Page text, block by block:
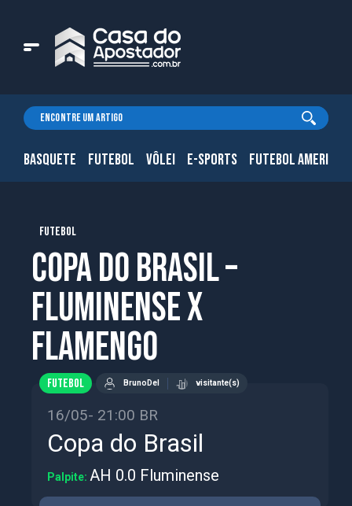
BASQUETE FUTEBOL VÔLEI E-SPORTS FUTEBOL
FUTEBOL
Copa do Brasil –
Fluminense x
FLamengo
FUTEBOL BrunoDel visitante(s)
16/05- 21:00 BR
Copa do Brasil
Palpite: AH 0.0 Fluminense